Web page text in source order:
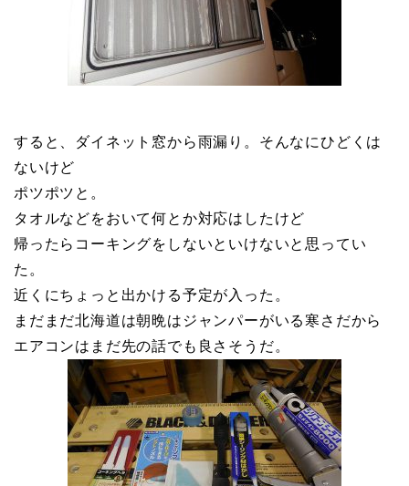
すると、ダイネット窓から雨漏り。そんなにひどくは
ないけど
ポツポツと。
タオルなどをおいて何とか対応はしたけど
帰ったらコーキングをしないといけないと思ってい
た。
近くにちょっと出かける予定が入った。
まだまだ北海道は朝晩はジャンパーがいる寒さだから
エアコンはまだ先の話でも良さそうだ。